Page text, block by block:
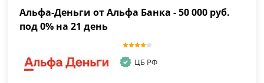
Альфа-Деньги от Альфа Банка - 50 000 руб.
под 0% на 21 день
ЦБ РФ